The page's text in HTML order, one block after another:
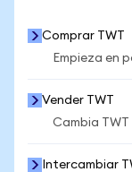
Comprar TWT
Empieza en
Vender TWT
Cambia
Intercambiar